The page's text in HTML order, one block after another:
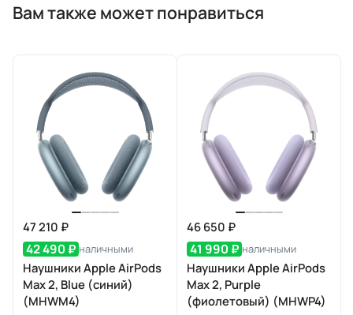
Вам также может понравиться
47 210 ₽
42 490 ₽ наличными
Наушники Apple AirPods
Max 2, Blue (синий)
(MHWM4)
46 650 ₽
41 990 ₽ наличными
Наушники Apple AirPods
Max 2, Purple
(фиолетовый) (MHWP4)